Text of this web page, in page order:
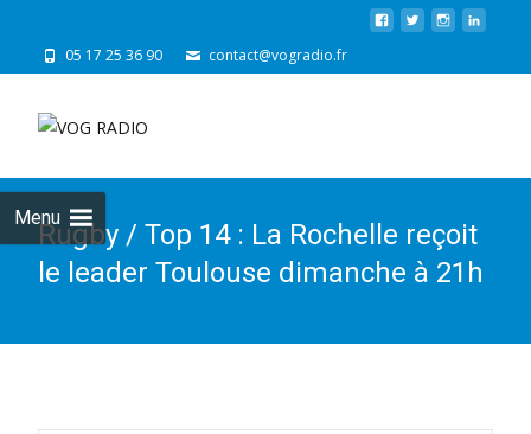
05 17 25 36 90 contact@vogradio.fr
Menu
Rugby / Top 14 : La Rochelle reçoit
le leader Toulouse dimanche à 21h